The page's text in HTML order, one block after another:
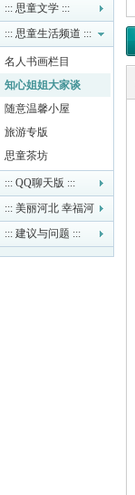
» ›
::: 思童文学 :::
::: 思童生活频道 :::
名人书画栏目
知心姐姐大家谈
随意温馨小屋
旅游专版
思童茶坊
::: QQ聊天版 :::
::: 美丽河北 幸福河
北 :::
::: 建议与问题 :::